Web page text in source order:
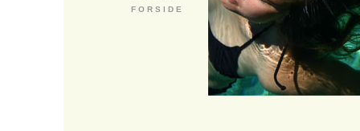
F O R S I D E